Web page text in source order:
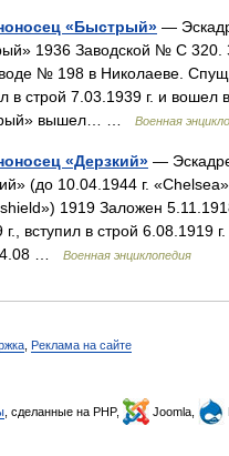
«Быстрый» —
1936 Заводской № С 320.
№ 198 в Николаеве.
в строй 7.03.1939 г. и вошел
вышел… …
Военная
«Дерзкий» —
(до 10.04.1944 г.
1919 Заложен
вступил в строй 6.08.1919 г.
…
Военная энциклопедия
Реклама на сайте
, сделанные на PHP, Joomla,